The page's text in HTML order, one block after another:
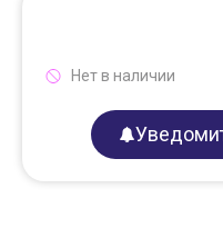
Нет в наличии